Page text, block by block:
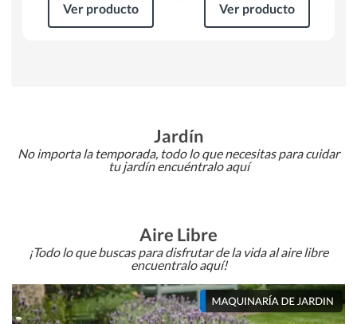
Ver producto Ver producto
Jardín
No importa la temporada, todo lo que necesitas para cuidar
tu jardín encuéntralo aquí
Aire Libre
¡Todo lo que buscas para disfrutar de la vida al aire libre
encuentralo aquí!